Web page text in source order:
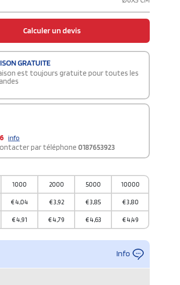
Calculer un devis
GRATUITE
est toujours gratuite pour toutes les
info
par téléphone 0187653923
1000 2000 5000 10000
€ 4,04 €3,92 €3,85 €3,80
€ 4,91 € 4,79 € 4,63 € 4,49
Info